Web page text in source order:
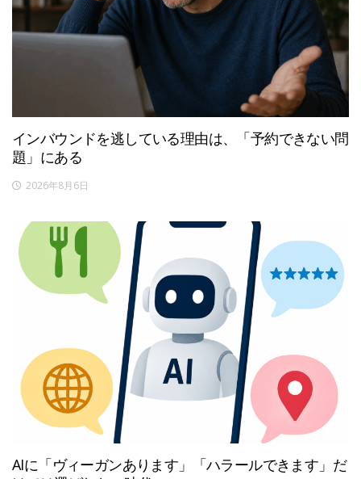
インバウンドを逃している理由は、「予約できない問
題」にある
2026年8月6日
AIに「ヴィーガンあります」「ハラールできます」だ